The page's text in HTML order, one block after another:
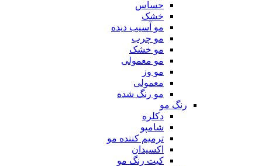
حساس
خشک
مو آسیب دیده
مو چرب
مو خشک
مو معمولی
مو وز
معمولی
مو رنگ شده
رنگ مو
دکلره
شامپو
ترمیم کننده مو
اکسیدان
کیت رنگ مو